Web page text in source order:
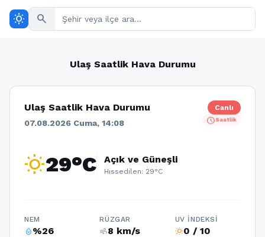
wb_sunny search
Ulaş Saatlik Hava Durumu
Ulaş Saatlik Hava Durumu
07.08.2026 Cuma, 14:08
Canlı
scheduleSaatlik
wb_sunny29°C Açık ve Güneşli
Hissedilen: 29°C
NEM
humidity_percentage%26
RÜZGAR
air8 km/s
UV İNDEKSI
wb_sunny0 / 10